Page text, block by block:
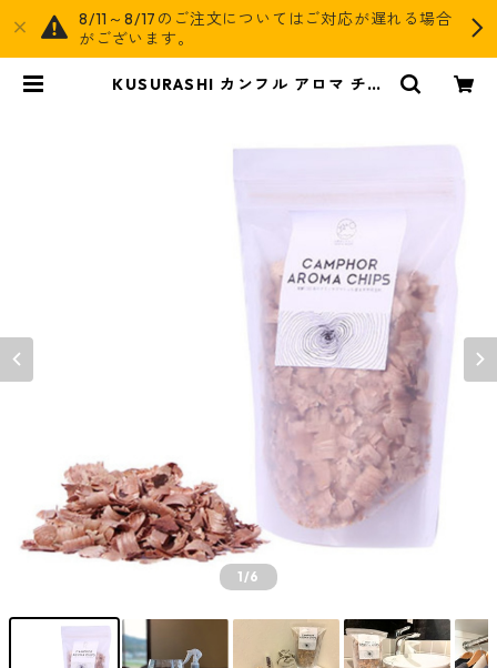
8/11～8/17のご注文についてはご対応が遅れる場合
がございます。
KUSURASHI カンフル アロマ チッ
1/6